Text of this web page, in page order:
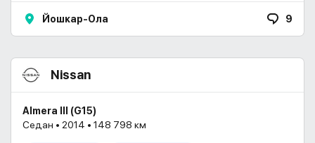
Йошкар-Ола 9
Nissan
Almera III (G15)
Седан • 2014 • 148 798 км